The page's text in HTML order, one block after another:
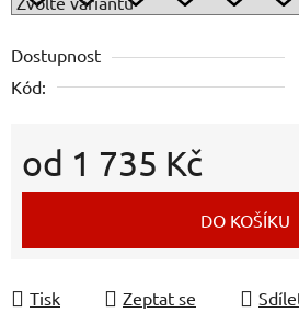
Dostupnost
Kód:
od 1 735 Kč
Měrná cena:
DO KOŠÍKU
Tisk Zeptat se